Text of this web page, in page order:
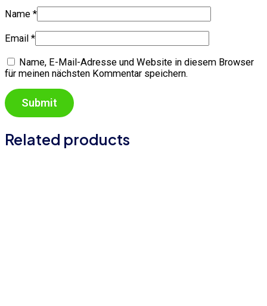
Name *
Email *
Name, E-Mail-Adresse und Website in diesem Browser
für meinen nächsten Kommentar speichern.
Related products